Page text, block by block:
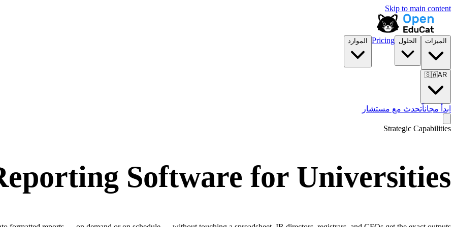
Skip to main content
الميزات الحلول Pricing الموارد
🇸🇦AR
ابدأ مجاناًتحدث مع مستشار
Strategic Capabilities
Software for Universities